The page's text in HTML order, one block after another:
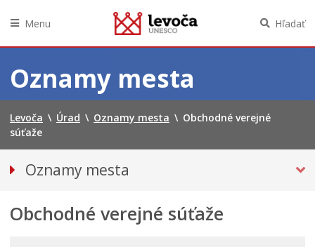
obsah
Menu Hľadať
Oznamy mesta
Levoča \ Úrad \ Oznamy mesta \ Obchodné verejné
súťaže
Oznamy mesta
Bezpečnosť
Obchodné verejné súťaže